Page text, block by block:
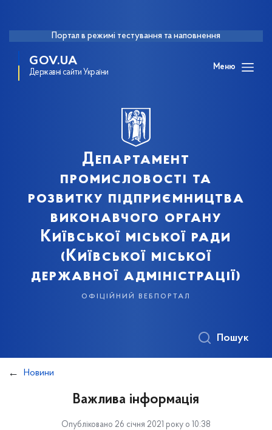
Портал в режимі тестування та наповнення
GOV.UA
Державні сайти України
Меню
Департамент
промисловості та
розвитку підприємництва
виконавчого органу
Київської міської ради
(Київської міської
державної адміністрації)
офіційний вебпортал
Пошук
Новини
Важлива інформація
Опубліковано 26 січня 2021 року о 10:38